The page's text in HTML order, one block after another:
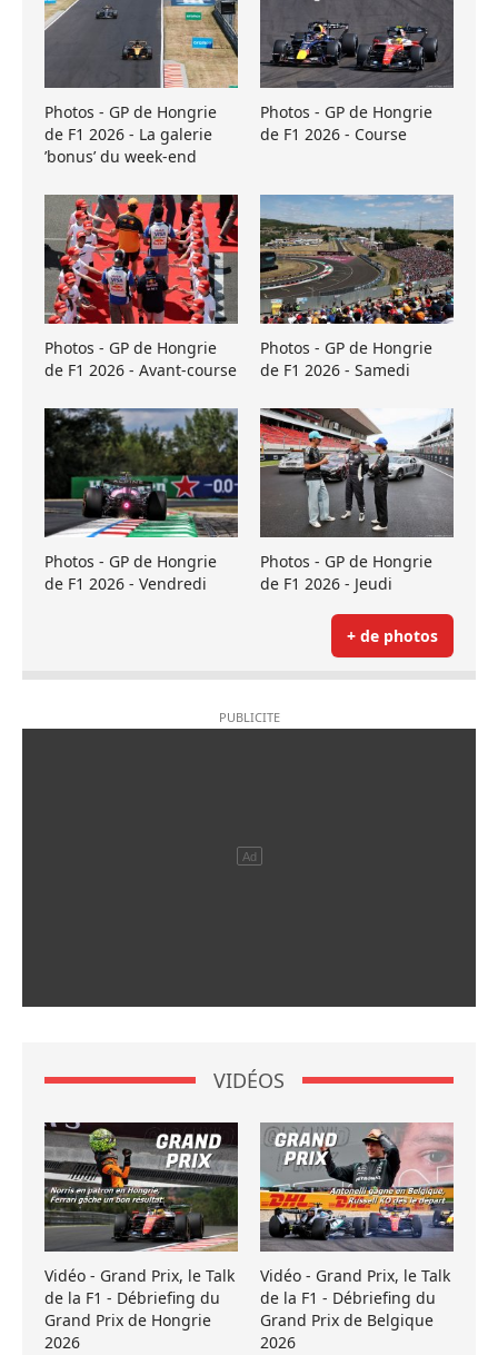
Photos - GP de Hongrie
de F1 2026 - La galerie
’bonus’ du week-end
Photos - GP de Hongrie
de F1 2026 - Course
Photos - GP de Hongrie
de F1 2026 - Avant-course
Photos - GP de Hongrie
de F1 2026 - Samedi
Photos - GP de Hongrie
de F1 2026 - Vendredi
Photos - GP de Hongrie
de F1 2026 - Jeudi
+ de photos
VIDÉOS
Vidéo - Grand Prix, le Talk
de la F1 - Débriefing du
Grand Prix de Hongrie
2026
Vidéo - Grand Prix, le Talk
de la F1 - Débriefing du
Grand Prix de Belgique
2026